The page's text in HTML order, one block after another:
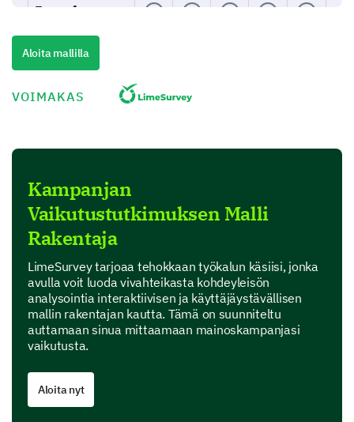
Ease of use
Performance
Value for money
In this section, we are interested in your perspective
on specific features of our product.
Which features of our product do you find most
useful? (Select all that apply)
Feature A
Feature B
Feature D
Aloita mallilla
VOIMAKAS
Kampanjan
Vaikutustutkimuksen Malli
Rakentaja
LimeSurvey tarjoaa tehokkaan työkalun käsiisi, jonka
avulla voit luoda vivahteikasta kohdeyleisön
analysointia interaktiivisen ja käyttäjäystävällisen
mallin rakentajan kautta. Tämä on suunniteltu
auttamaan sinua mittaamaan mainoskampanjasi
vaikutusta.
Aloita nyt